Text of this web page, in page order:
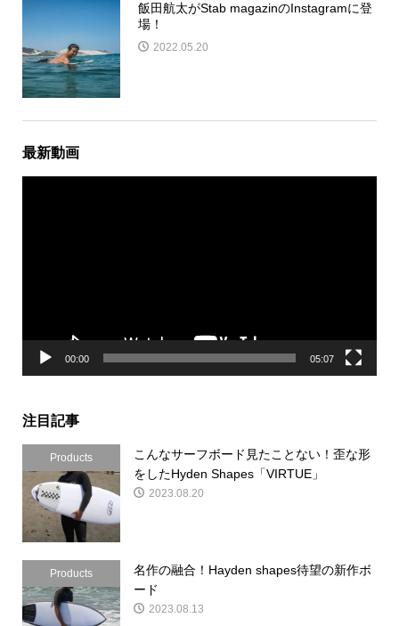
飯田航太がStab magazinのInstagramに登
場！
2022.05.20
最新動画
00:00 05:07
注目記事
Products
こんなサーフボード見たことない！歪な形
をしたHyden Shapes「VIRTUE」
2023.08.20
Products
名作の融合！Hayden shapes待望の新作ボ
ード
2023.08.13